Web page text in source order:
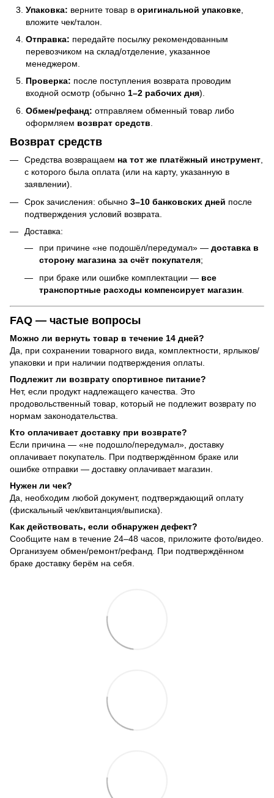
Упаковка: верните товар в оригинальной упаковке
вложите чек/талон.
Отправка: передайте посылку рекомендованным
перевозчиком на склад/отделение, указанное
менеджером.
Проверка: после поступления возврата проводим
входной осмотр (обычно 1–2 рабочих дня).
Обмен/рефанд: отправляем обменный товар либо
оформляем возврат средств
Возврат средств
Средства возвращаем на тот же платёжный инструмент,
с которого была оплата (или на карту, указанную в
заявлении).
Срок зачисления: обычно 3–10 банковских дней после
подтверждения условий возврата.
Доставка:
при причине «не подошёл/передумал» — доставка в
сторону магазина за счёт покупателя;
при браке или ошибке комплектации — все
транспортные расходы компенсирует магазин
FAQ — частые вопросы
Можно ли вернуть товар в течение 14 дней?
Да, при сохранении товарного вида, комплектности, ярлыков/
упаковки и при наличии подтверждения оплаты.
Подлежит ли возврату спортивное питание?
Нет, если продукт надлежащего качества. Это
продовольственный товар, который не подлежит возврату по
нормам законодательства.
Кто оплачивает доставку при возврате?
Если причина — «не подошло/передумал», доставку
оплачивает покупатель. При подтверждённом браке или
ошибке отправки — доставку оплачивает магазин.
Нужен ли чек?
Да, необходим любой документ, подтверждающий оплату
(фискальный чек/квитанция/выписка).
Как действовать, если обнаружен дефект?
Сообщите нам в течение 24–48 часов, приложите фото/видео.
Организуем обмен/ремонт/рефанд. При подтверждённом
браке доставку берём на себя.